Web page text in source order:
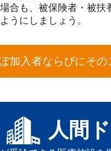
合も、被保険者・被
うにしましょう。
加入者ならびにそ
人間